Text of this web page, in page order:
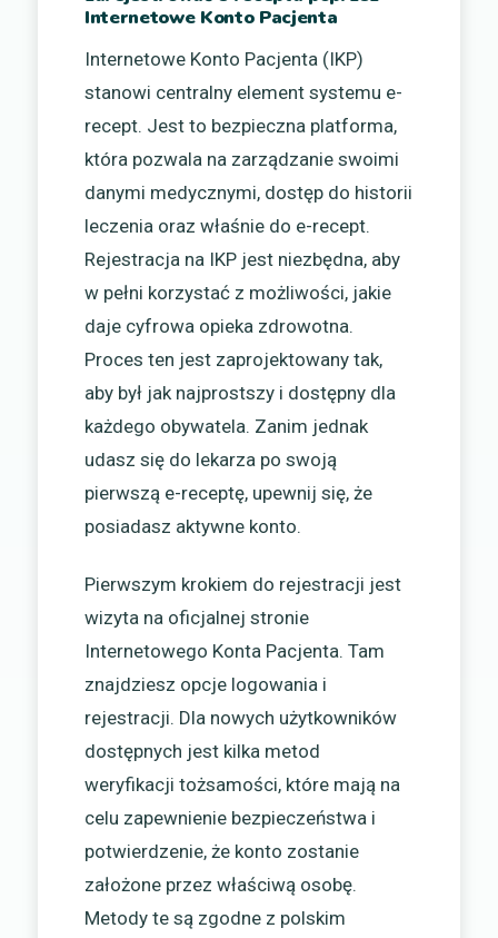
Internetowe Konto Pacjenta
Internetowe Konto Pacjenta (IKP)
stanowi centralny element systemu e-
recept. Jest to bezpieczna platforma,
która pozwala na zarządzanie swoimi
danymi medycznymi, dostęp do historii
leczenia oraz właśnie do e-recept.
Rejestracja na IKP jest niezbędna, aby
w pełni korzystać z możliwości, jakie
daje cyfrowa opieka zdrowotna.
Proces ten jest zaprojektowany tak,
aby był jak najprostszy i dostępny dla
każdego obywatela. Zanim jednak
udasz się do lekarza po swoją
pierwszą e-receptę, upewnij się, że
posiadasz aktywne konto.
Pierwszym krokiem do rejestracji jest
wizyta na oficjalnej stronie
Internetowego Konta Pacjenta. Tam
znajdziesz opcje logowania i
rejestracji. Dla nowych użytkowników
dostępnych jest kilka metod
weryfikacji tożsamości, które mają na
celu zapewnienie bezpieczeństwa i
potwierdzenie, że konto zostanie
założone przez właściwą osobę.
Metody te są zgodne z polskim